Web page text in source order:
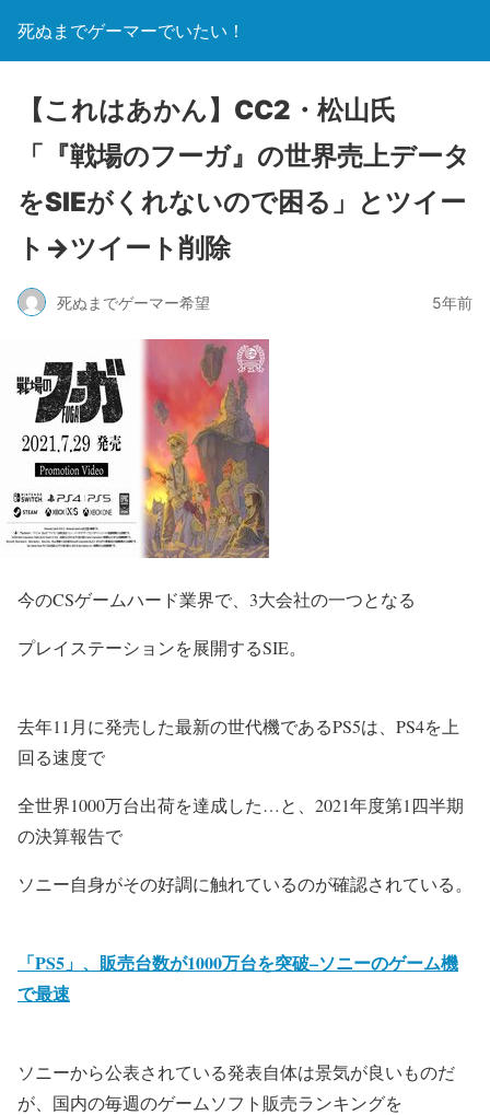
死ぬまでゲーマーでいたい！
【これはあかん】CC2・松山氏
「『戦場のフーガ』の世界売上データ
をSIEがくれないので困る」とツイー
ト→ツイート削除
死ぬまでゲーマー希望 5年前
今のCSゲームハード業界で、3大会社の一つとなる
プレイステーションを展開するSIE。
去年11月に発売した最新の世代機であるPS5は、PS4を上
回る速度で
全世界1000万台出荷を達成した…と、2021年度第1四半期
の決算報告で
ソニー自身がその好調に触れているのが確認されている。
「PS5」、販売台数が1000万台を突破–ソニーのゲーム機
で最速
ソニーから公表されている発表自体は景気が良いものだ
が、国内の毎週のゲームソフト販売ランキングを